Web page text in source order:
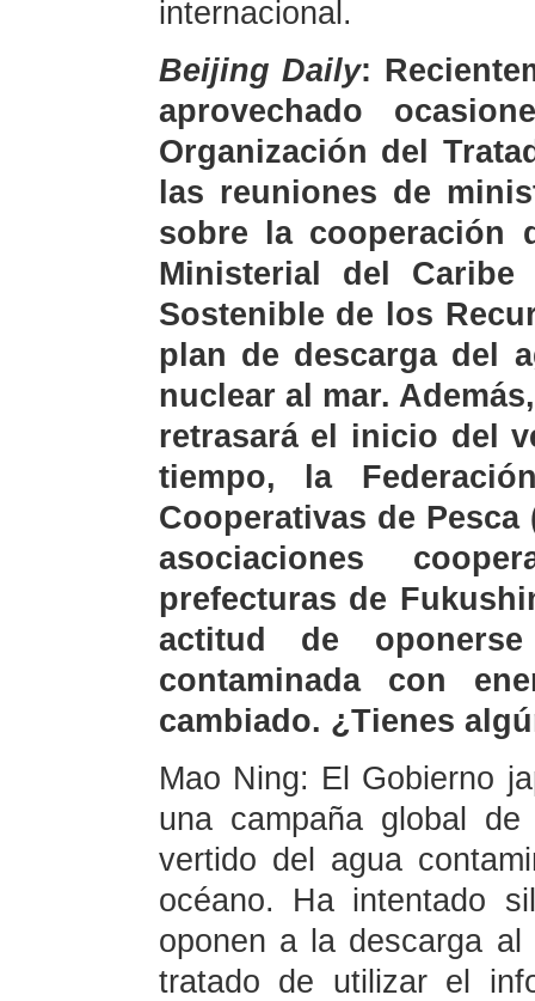
internacional.
Beijing Daily:
aprovechado
Organización del
las reuniones de
sobre la cooperación
Ministerial del
Sostenible de los
plan de descarga del
nuclear al mar.
retrasará el inicio del
tiempo, la
Cooperativas de
asociaciones
prefecturas de
actitud de
contaminada con
cambiado. ¿Tienes
Mao Ning: El Gobierno
una campaña global
vertido del agua
océano. Ha intentado
oponen a la descarga
tratado de utilizar el